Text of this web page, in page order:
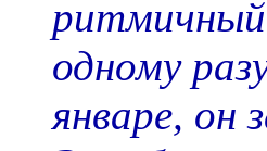
ритмичный
одному
январе, он